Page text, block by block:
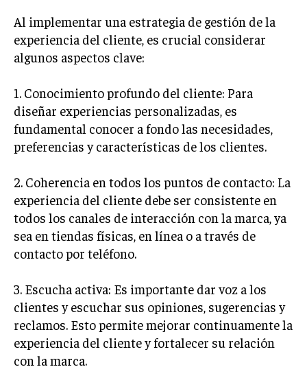
MÁS
PROYECTOS
GESTIÓN DE OPERACIONES Y CADENA DE
SUMINISTRO
LOGÍSTICA EMPRESARIAL
TALENTOS
RECURSOS HUMANOS Y GESTIÓN DEL
TALENTO
COMPENSACIÓN Y BENEFICIOS
DESARROLLO DE PERSONAL
GESTIÓN DEL DESEMPEÑO
CULTURA Y CLIMA ORGANIZACIONAL
Al implementar una estrategia de gestión de la
experiencia del cliente, es crucial considerar
algunos aspectos clave:
1. Conocimiento profundo del cliente: Para
diseñar experiencias personalizadas, es
fundamental conocer a fondo las necesidades,
preferencias y características de los clientes.
2. Coherencia en todos los puntos de contacto: La
experiencia del cliente debe ser consistente en
todos los canales de interacción con la marca, ya
sea en tiendas físicas, en línea o a través de
contacto por teléfono.
3. Escucha activa: Es importante dar voz a los
clientes y escuchar sus opiniones, sugerencias y
reclamos. Esto permite mejorar continuamente la
experiencia del cliente y fortalecer su relación
con la marca.